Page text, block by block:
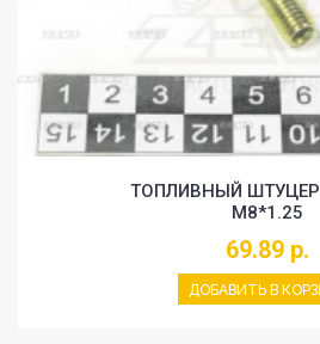
ТОПЛИВНЫЙ ШТУЦЕР
M8*1.25
69.89 р.
ДОБАВИТЬ В